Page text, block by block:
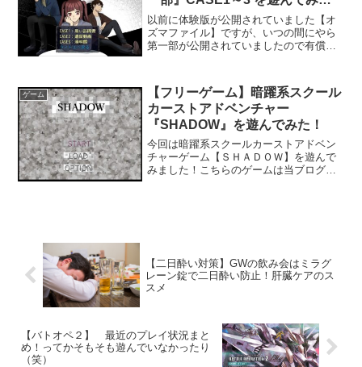
た！
以前に体験版が公開されていました【オ
ズマファイル】ですが、いつの間にやら
第一部が公開されていましたので有償版
問者 以外に ２つのエピソードが追加され
て第一部の...
ゲーム
【フリーゲーム】暗躍系スクール
カーストアドベンチャー
『SHADOW』を遊んでみた！
今回は暗躍系スクールカーストアドベン
チャーゲーム【ＳＨＡＤＯＷ】を遊んで
みました！こちらのゲームは当ブログで
【二日酔い対策】GWの飲み会はミラグ
レーン錠で二日酔い防止！肝臓ケアのス
スメ
【バトオペ２】 最近のプレイ状況まと
め！ってかそもそも遊んでいなかったり
（笑）